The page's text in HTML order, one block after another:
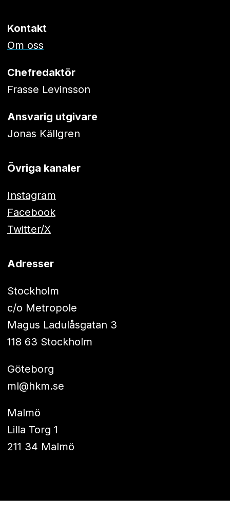
Kontakt
Om oss
Chefredaktör
Frasse Levinsson
Ansvarig utgivare
Jonas Källgren
Övriga kanaler
Instagram
Facebook
Twitter/X
Adresser
Stockholm
c/o Metropole
Magus Ladulåsgatan 3
118 63 Stockholm
Göteborg
ml@hkm.se
Malmö
Lilla Torg 1
211 34 Malmö